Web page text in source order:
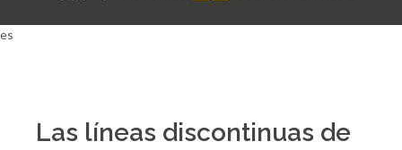
es
Las líneas discontinuas de